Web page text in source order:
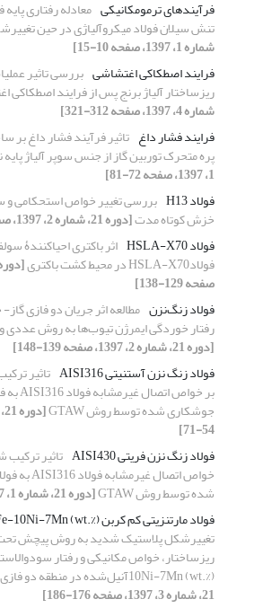
فرآیندهای ترمومکانیکی معادله رفتاری
تنش سیلان فولاد میکروآلیاژی در حین
شماره 1، 1397، صفحه 10-15]
فرایند اصطکاکی اغتشاشی بررسی تاثیر
ریزساختار آلیاژ برنج پس از فرایند اصطکاکی
شماره 4، 1397، صفحه 312-321]
فرایند فشار داغ تاثیر فرآیند فشار داغ بر
پره متحرک توربین گاز از جنس سوپر آلیاژ
1، 1397، صفحه 72-81]
فولاد H13
خزش کوتاه مدت[دوره 21، شماره 2، 1397، صفحه 149-167]
فولاد HSLA-X70
اثر باکتری‌ احیاکنندۀ
فولادHSLA-X70 در محیط کشت باکتری
صفحه 129-138]
فولاد زنگ‌نزن مطالعه اثر جریان دو فازی
رفتار خوردگی ایمرژن تیوب‌ها به روش عددی و
[دوره 21، شماره 2، 1397، صفحه 139-148]
فولاد زنگ نزن آستنیتی AISI316
تاثیر
جوشکاری شده توسط روش GTAW
54-71]
فولاد زنگ نزن فریتی AISI430
تاثیر ترکیب
شده توسط روش GTAW
[دوره 21، شماره 1، 1397، صفحه 54-71]
فولاد مارتنزیتی کم کربن Fe-10Ni-7Mn (wt.%)
تغییرشکل پلاستیک شدید به روش پیچش تحت
10Ni-7Mn (wt.%)آنیل‌شده در منطقه دو فازی آستنیت-فریت
21، شماره 3، 1397، صفحه 176-186]